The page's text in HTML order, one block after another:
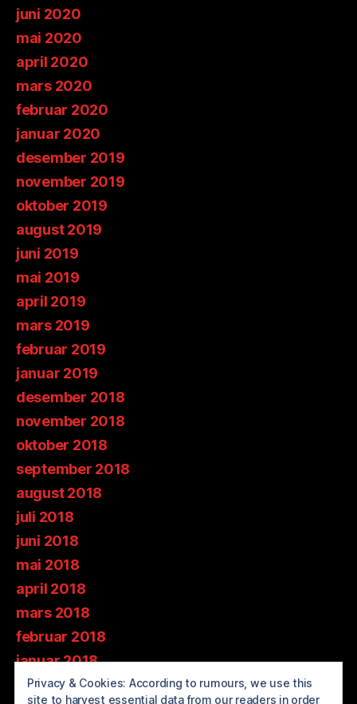
juni 2020
mai 2020
april 2020
mars 2020
februar 2020
januar 2020
desember 2019
november 2019
oktober 2019
august 2019
juni 2019
mai 2019
april 2019
mars 2019
februar 2019
januar 2019
desember 2018
november 2018
oktober 2018
september 2018
august 2018
juli 2018
juni 2018
mai 2018
april 2018
mars 2018
februar 2018
januar 2018
desember 2017
Privacy & Cookies: According to rumours, we use this
site to harvest essential data from our readers in order